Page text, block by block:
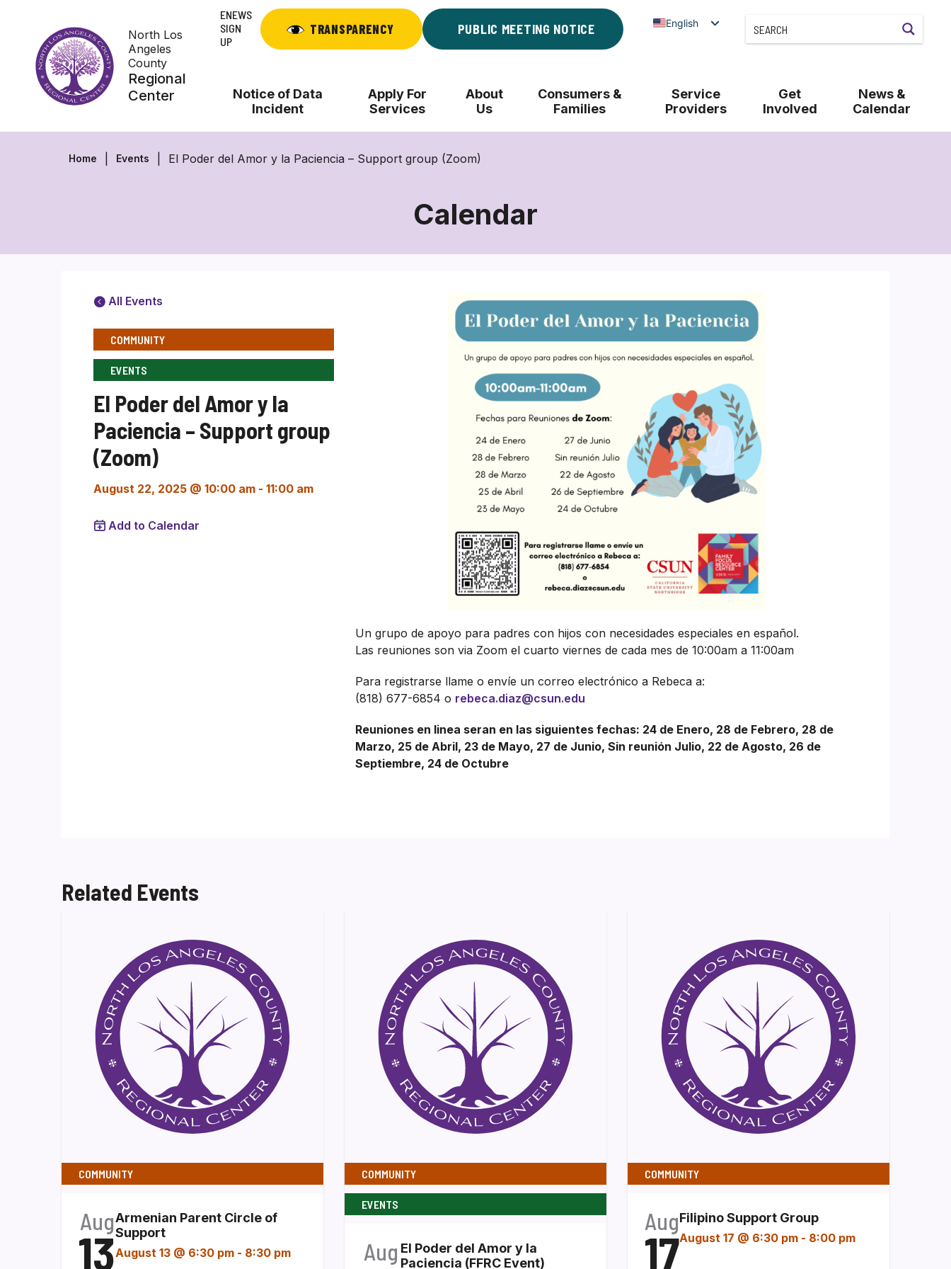
content
North Los
Angeles
County
Regional
Center
ENEWS
SIGN
UP
TRANSPARENCY PUBLIC MEETING NOTICE English
Notice of Data
Incident
Apply For
Services
About
Us
Consumers &
Families
Service
Providers
Get
Involved
News &
Calendar
Home Events El Poder del Amor y la Paciencia – Support group (Zoom)
Calendar
All Events
COMMUNITY
EVENTS
El Poder del Amor y la
Paciencia – Support group
(Zoom)
August 22, 2025 @ 10:00 am - 11:00 am
Add to Calendar
Un grupo de apoyo para padres con hijos con necesidades especiales en español.
Las reuniones son via Zoom el cuarto viernes de cada mes de 10:00am a 11:00am
Para registrarse llame o envíe un correo electrónico a Rebeca a:
(818) 677-6854 o rebeca.diaz@csun.edu
Reuniones en linea seran en las siguientes fechas: 24 de Enero, 28 de Febrero, 28 de
Marzo, 25 de Abril, 23 de Mayo, 27 de Junio, Sin reunión Julio, 22 de Agosto, 26 de
Septiembre, 24 de Octubre
Related Events
COMMUNITY
Aug
13
Armenian Parent Circle of
Support
August 13 @ 6:30 pm - 8:30 pm
COMMUNITY
EVENTS
Aug El Poder del Amor y la
Paciencia (FFRC Event)
COMMUNITY
Aug
17
Filipino Support Group
August 17 @ 6:30 pm - 8:00 pm